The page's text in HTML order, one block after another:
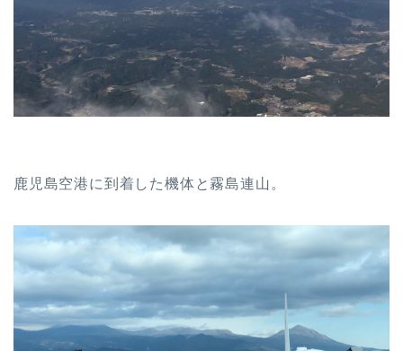
鹿児島空港に到着した機体と霧島連山。